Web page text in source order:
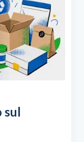
sul